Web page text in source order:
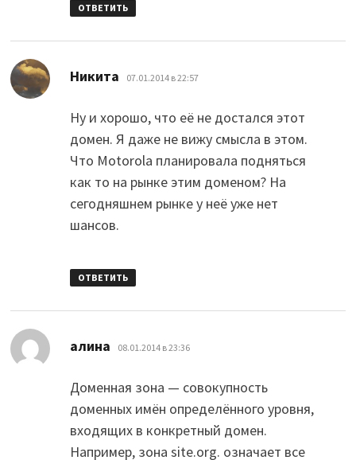
ОТВЕТИТЬ
Никита 07.01.2014 в 22:57
Ну и хорошо, что её не достался этот
домен. Я даже не вижу смысла в этом.
Что Motorola планировала подняться
как то на рынке этим доменом? На
сегодняшнем рынке у неё уже нет
шансов.
ОТВЕТИТЬ
алина 08.01.2014 в 23:36
Доменная зона — совокупность
доменных имён определённого уровня,
входящих в конкретный домен.
Например, зона site.org. означает все